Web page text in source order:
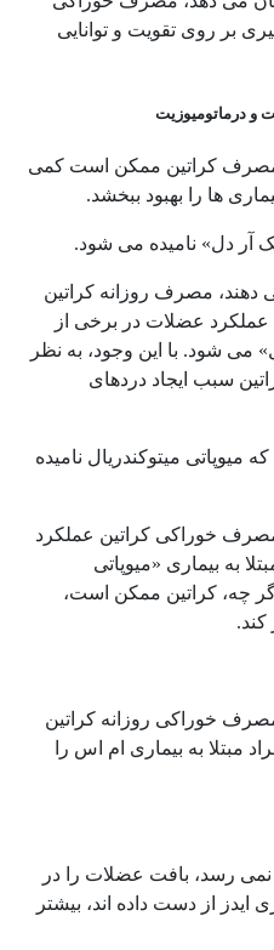
بر روی تقویت و توانایی
مصرف کراتین ممکن است کمی
ها را بهبود ببخشد.
آر دل» نامیده می شود.
دهند، مصرف روزانه کراتین
عضلات در برخی از
می شود. با این وجود، به نظر
سبب ایجاد دردهای
میتوکندریال نامیده
خوراکی کراتین عملکرد
به بیماری «میوپاتی
چه، کراتین ممکن است،
خوراکی روزانه کراتین
افراد مبتلا به بیماری ام اس را
رسد، بافت عضلات را در
ایدز از دست داده اند، بیشتر